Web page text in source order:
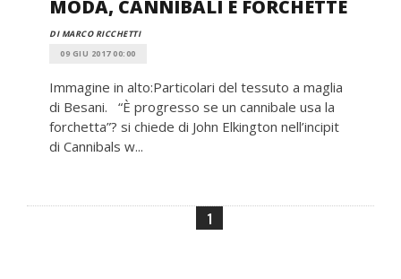
MODA, CANNIBALI E FORCHETTE
DI MARCO RICCHETTI
09 GIU 2017 00:00
Immagine in alto:Particolari del tessuto a maglia
di Besani. “È progresso se un cannibale usa la
forchetta”? si chiede di John Elkington nell’incipit
di Cannibals w...
1